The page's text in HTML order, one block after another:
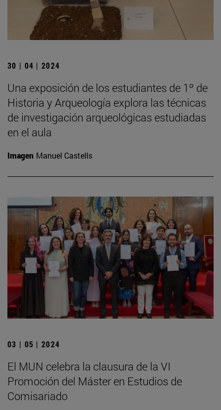
30 | 04 | 2024
Una exposición de los estudiantes de 1º de
Historia y Arqueología explora las técnicas
de investigación arqueológicas estudiadas
en el aula
Imagen Manuel Castells
03 | 05 | 2024
El MUN celebra la clausura de la VI
Promoción del Máster en Estudios de
Comisariado